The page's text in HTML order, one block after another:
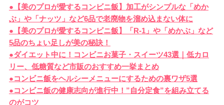
●【美のプロが愛するコンビニ飯】加工がシンプルな「めか
ぶ」や「ナッツ」など6品で老廃物を溜め込まない体に
●【美のプロが愛するコンビニ飯】「R-1」や「めかぶ」など
5品のちょい足しが美の秘訣！
●ダイエット中に！コンビニお菓子・スイーツ43選｜低カロ
リー、低糖質など市販のおすすめ一挙まとめ
●コンビニ飯をヘルシーメニューにするための裏ワザ5選
●コンビニ飯の健康志向が進行中！”自分定食”を組み立てる
のがコツ